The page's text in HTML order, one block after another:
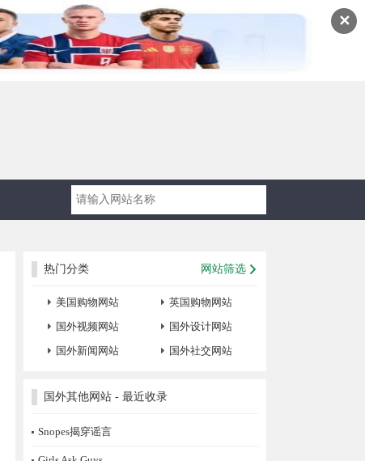
✕
热门分类 网站筛选
美国购物网站
英国购物网站
国外视频网站
国外设计网站
国外新闻网站
国外社交网站
国外其他网站 - 最近收录
Snopes揭穿谣言